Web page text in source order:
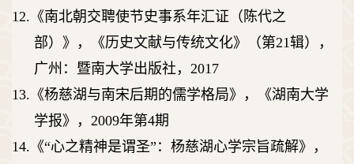
12. 《南北朝交聘使节史事系年汇证（陈代之
部）》，《历史文献与传统文化》（第21辑），
广州：暨南大学出版社， 2017
13. 《杨慈湖与南宋后期的儒学格局》，《湖南大学
学报》， 2009年第4期
14. 《“心之精神是谓圣” ：杨慈湖心学宗旨疏解》，